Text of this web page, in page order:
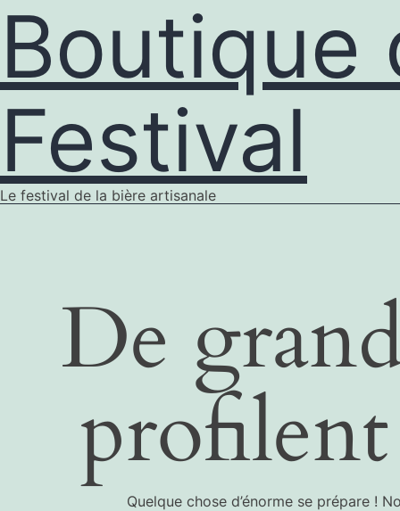
Boutique
Festival
Le festival de la bière artisanale
De
Quelque chose d’énorme se prépare !